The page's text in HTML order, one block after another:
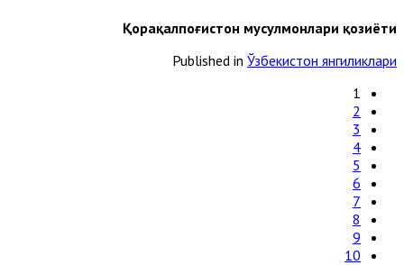
Қорақалпоғистон мусулмонлари қозиёти
Published in Ўзбекистон янгиликлари
1
2
3
4
5
6
7
8
9
10